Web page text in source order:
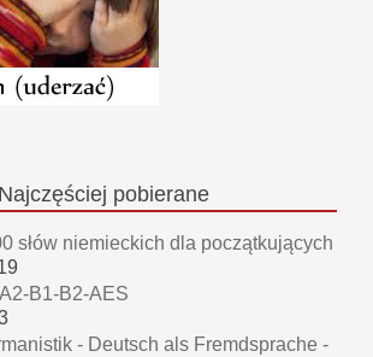
Najczęściej pobierane
słów niemieckich dla początkujących
B1-B2-AES
- Deutsch als Fremdsprache -